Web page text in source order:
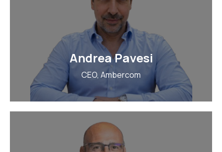
Andrea Pavesi
CEO, Ambercom